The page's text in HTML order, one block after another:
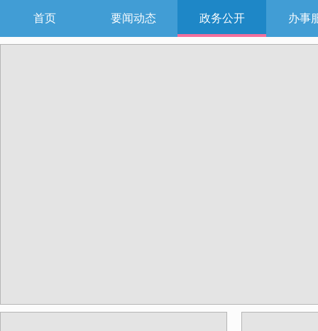
首页 要闻动态 政务公开 办事